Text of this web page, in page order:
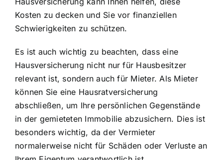
Kosten zu decken und Sie vor finanziellen
Schwierigkeiten zu schützen.
Es ist auch wichtig zu beachten, dass eine
Hausversicherung nicht nur für Hausbesitzer
relevant ist, sondern auch für Mieter. Als Mieter
können Sie eine Hausratversicherung
abschließen, um Ihre persönlichen Gegenstände
in der gemieteten Immobilie abzusichern. Dies ist
besonders wichtig, da der Vermieter
normalerweise nicht für Schäden oder Verluste an